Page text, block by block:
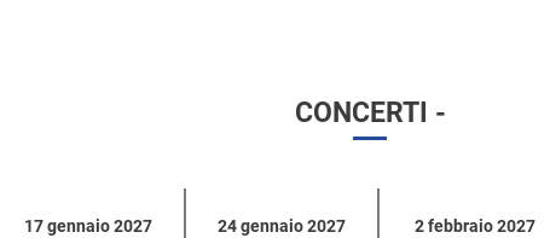
CONCERTI -
17 gennaio 2027 24 gennaio 2027 2 febbraio 2027